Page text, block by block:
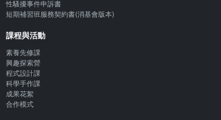
性騷擾事件申訴書
短期補習班服務契約書(消基會版本)
課程與活動
素養先修課
興趣探索營
程式設計課
科學手作課
成果花絮
合作模式